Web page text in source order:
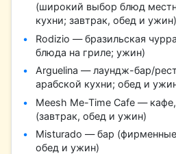
(широкий выбор блюд
кухни; завтрак, обед и ужин)
Rodizio — бразильская
блюда на гриле; ужин)
Arguelina — лаундж-бар/
арабской кухни; обед и
Meesh Me-Time Cafe —
(завтрак, обед и ужин)
Misturado — бар (фирменные
обед и ужин)